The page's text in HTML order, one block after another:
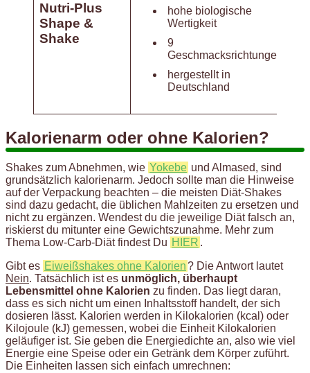
Nutri-Plus
Shape &
Shake
hohe biologische
Wertigkeit
9
Geschmacksrichtungen
hergestellt in
Deutschland
Kalorienarm oder ohne Kalorien?
Shakes zum Abnehmen, wie Yokebe und Almased, sind
grundsätzlich kalorienarm. Jedoch sollte man die Hinweise
auf der Verpackung beachten – die meisten Diät-Shakes
sind dazu gedacht, die üblichen Mahlzeiten zu ersetzen und
nicht zu ergänzen. Wendest du die jeweilige Diät falsch an,
riskierst du mitunter eine Gewichtszunahme. Mehr zum
Thema Low-Carb-Diät findest Du HIER .
Gibt es Eiweißshakes ohne Kalorien? Die Antwort lautet
Nein. Tatsächlich ist es unmöglich, überhaupt
Lebensmittel ohne Kalorien zu finden. Das liegt daran,
dass es sich nicht um einen Inhaltsstoff handelt, der sich
dosieren lässt. Kalorien werden in Kilokalorien (kcal) oder
Kilojoule (kJ) gemessen, wobei die Einheit Kilokalorien
geläufiger ist. Sie geben die Energiedichte an, also wie viel
Energie eine Speise oder ein Getränk dem Körper zuführt.
Die Einheiten lassen sich einfach umrechnen: